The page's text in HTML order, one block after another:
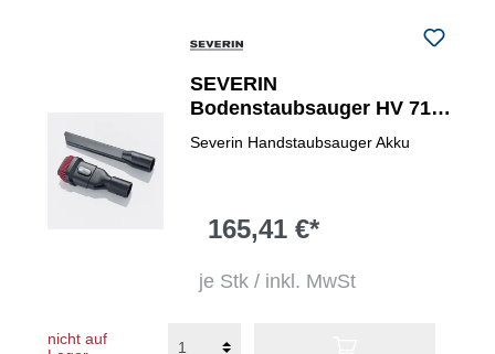
SEVERIN
Bodenstaubsauger HV 7154
beutellos mit Akkupack
Severin Handstaubsauger Akku
165,41 €*
je Stk / inkl. MwSt
nicht auf